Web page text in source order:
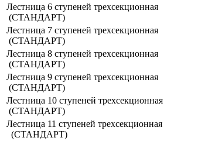
Лестница 6 ступеней трехсекционная
(СТАНДАРТ)
Лестница 7 ступеней трехсекционная
(СТАНДАРТ)
Лестница 8 ступеней трехсекционная
(СТАНДАРТ)
Лестница 9 ступеней трехсекционная
(СТАНДАРТ)
Лестница 10 ступеней трехсекционная
(СТАНДАРТ)
Лестница 11 ступеней трехсекционная
(СТАНДАРТ)